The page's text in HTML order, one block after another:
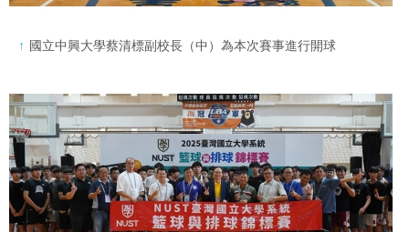
國立中興大學蔡清標副校長（中）為本次賽事進行開球